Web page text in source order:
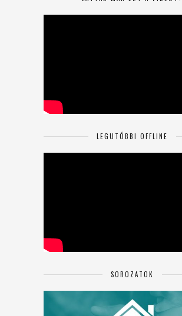
LEGUTÓBBI OFFLINE
SOROZATOK